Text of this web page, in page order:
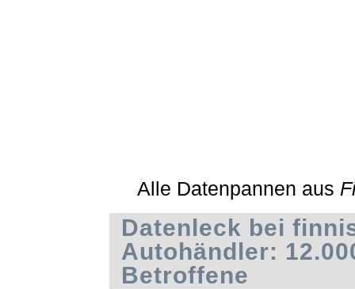
Alle Datenpannen aus
Datenleck bei
Autohändler:
Betroffene